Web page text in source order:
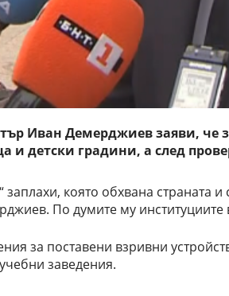
Иван Демерджиев заяви, че
и детски градини, а след
заплахи, която обхвана
По думите му институциите
за поставени взривни
заведения.